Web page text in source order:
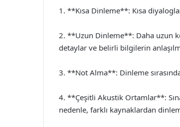
1. **Kısa Dinleme**: Kısa
2. **Uzun Dinleme**: Daha uzun
detaylar ve belirli bilgilerin
3. **Not Alma**: Dinleme
4. **Çeşitli Akustik Ortamlar**:
nedenle, farklı kaynaklardan